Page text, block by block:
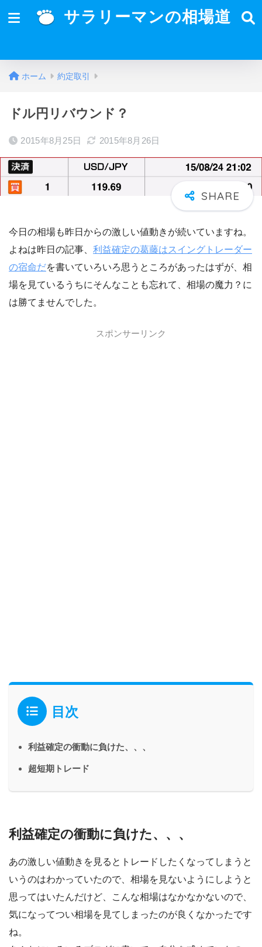
サラリーマンの相場道
ホーム 約定取引
ドル円リバウンド？
2015年8月25日 2015年8月26日
今日の相場も昨日からの激しい値動きが続いていますね。
よねは昨日の記事、 利益確定の葛藤はスイングトレーダー
の宿命だを書いていろいろ思うところがあったはずが、相
場を見ているうちにそんなことも忘れて、相場の魔力？に
は勝てませんでした。
スポンサーリンク
目次
利益確定の衝動に負けた、、、
超短期トレード
利益確定の衝動に負けた、、、
あの激しい値動きを見るとトレードしたくなってしまうと
いうのはわかっていたので、相場を見ないようにしようと
思ってはいたんだけど、こんな相場はなかなかないので、
気になってつい相場を見てしまったのが良くなかったです
ね。